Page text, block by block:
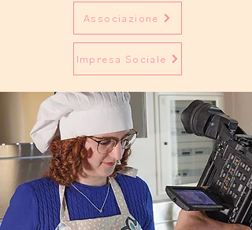
Associazione
Impresa Sociale